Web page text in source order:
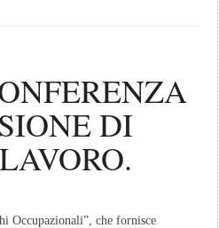
DI
Occupazionali”, che fornisce